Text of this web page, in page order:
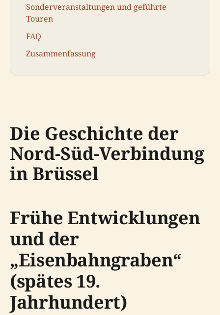
Sonderveranstaltungen und geführte
Touren
FAQ
Zusammenfassung
Die Geschichte der
Nord-Süd-Verbindung
in Brüssel
Frühe Entwicklungen
und der
„Eisenbahngraben“
(spätes 19.
Jahrhundert)